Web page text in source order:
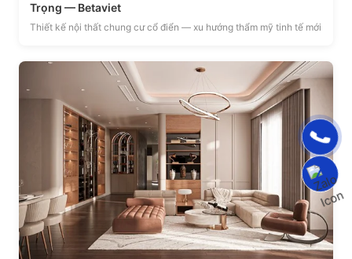
Trọng — Betaviet
Thiết kế nội thất chung cư cổ điển — xu hướng thẩm mỹ tinh tế mới